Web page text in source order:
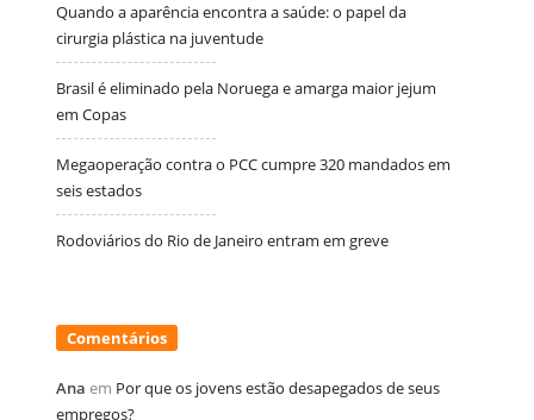
Quando a aparência encontra a saúde: o papel da
cirurgia plástica na juventude
Brasil é eliminado pela Noruega e amarga maior jejum
em Copas
Megaoperação contra o PCC cumpre 320 mandados em
seis estados
Rodoviários do Rio de Janeiro entram em greve
Comentários
Ana em Por que os jovens estão desapegados de seus
empregos?